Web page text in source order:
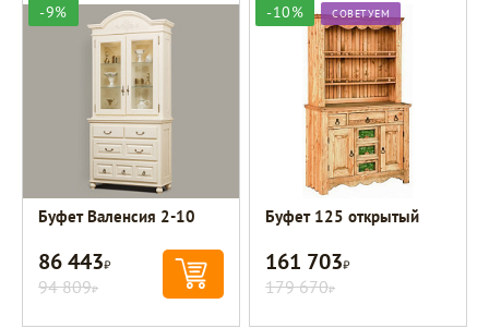
-9%
Буфет Валенсия 2-10
86 443Р
94 809Р
-10% СОВЕТУЕМ
Буфет 125 открытый
161 703Р
179 670Р